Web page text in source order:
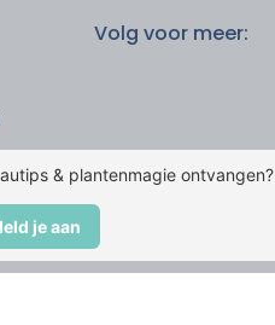
Volg voor meer:
& plantenmagie ontvangen?
je aan